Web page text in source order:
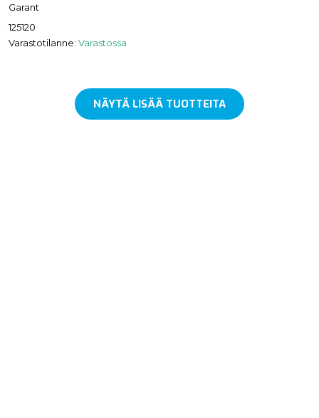
Garant
125120
Varastotilanne: Varastossa
NÄYTÄ LISÄÄ TUOTTEITA